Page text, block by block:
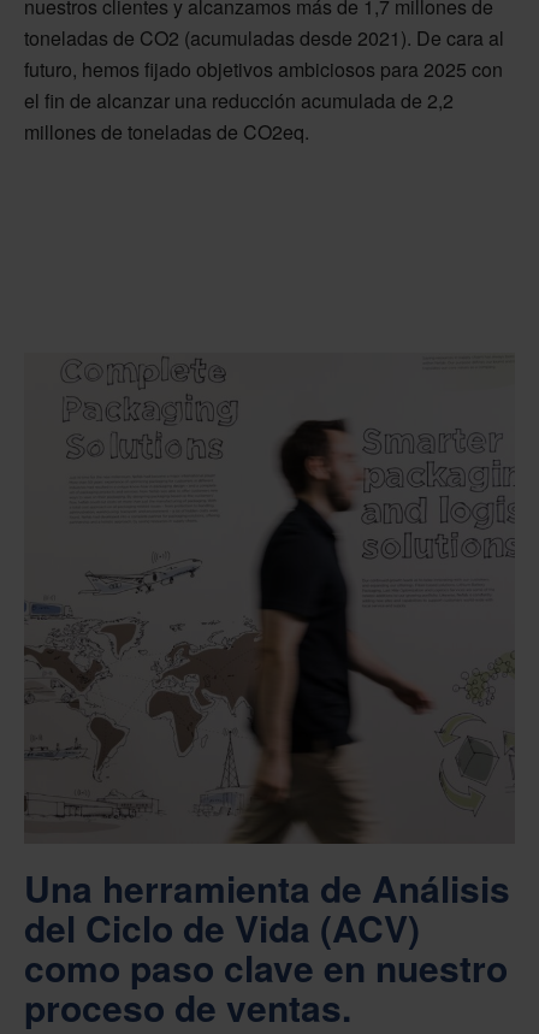
nuestros clientes y alcanzamos más de 1,7 millones de
toneladas de CO2 (acumuladas desde 2021). De cara al
futuro, hemos fijado objetivos ambiciosos para 2025 con
el fin de alcanzar una reducción acumulada de 2,2
millones de toneladas de CO2eq.
Una herramienta de Análisis
del Ciclo de Vida (ACV)
como paso clave en nuestro
proceso de ventas.